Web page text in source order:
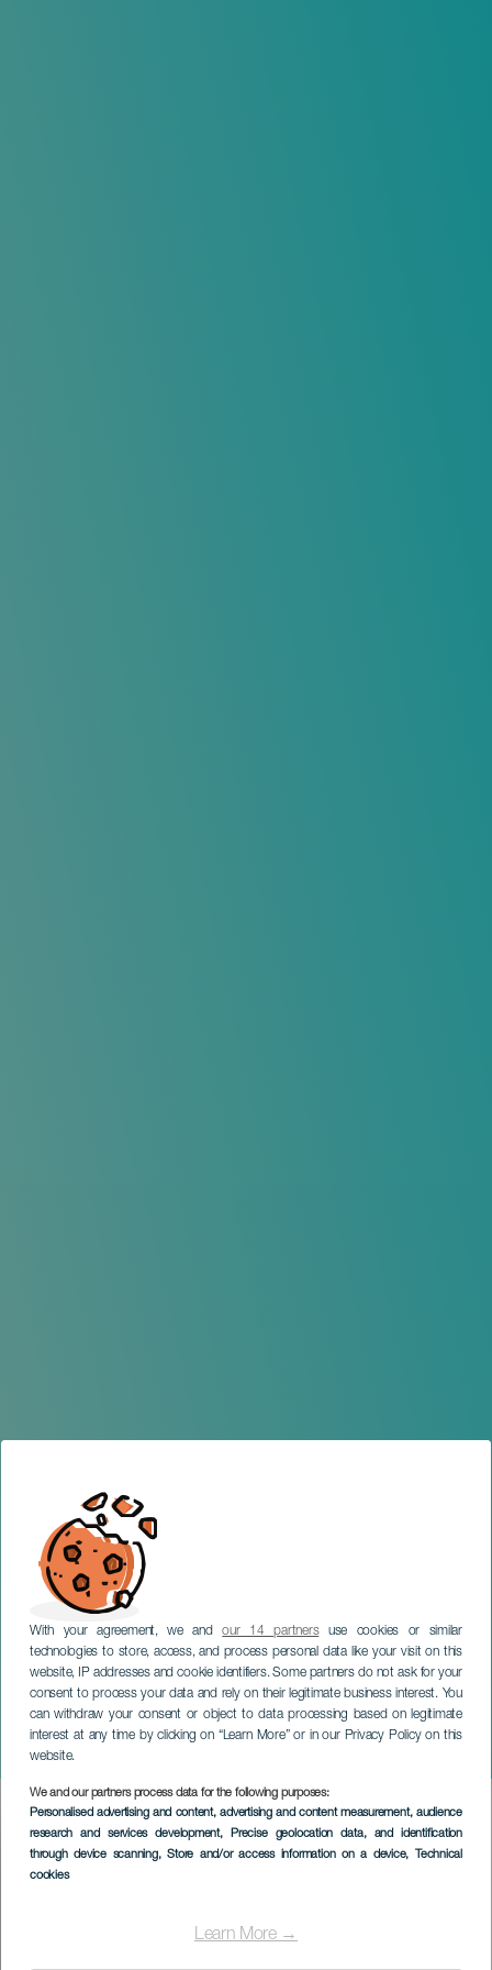
With your agreement, we andour 14 partnersuse cookies or similar
technologies to store, access, and process personal data like your visit on this
website, IP addresses and cookie identifiers. Some partners do not ask for your
consent to process your data and rely on their legitimate business interest. You
can withdraw your consent or object to data processing based on legitimate
interest at any time by clicking on “Learn More” or in our Privacy Policy on this
website.
We and our partners process data for the following purposes:
Personalised advertising and content, advertising and content measurement, audience
research and services development, Precise geolocation data, and identification
through device scanning, Store and/or access information on a device, Technical
cookies
Learn More →
Burro
GRAN CANARIA
Imagen
Listado